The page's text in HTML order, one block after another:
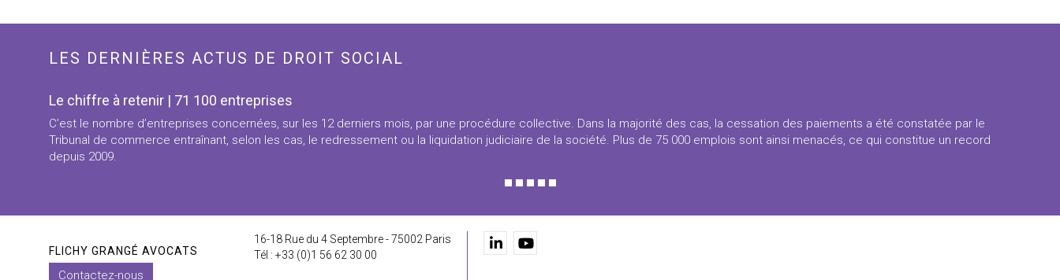
LES DERNIÈRES ACTUS DE DROIT SOCIAL
Le chiffre à retenir | 71 100 entreprises
C’est le nombre d’entreprises concernées, sur les 12 derniers mois, par une procédure collective. Dans la majorité des cas, la cessation des paiements a été constatée par le
Tribunal de commerce entraînant, selon les cas, le redressement ou la liquidation judiciaire de la société. Plus de 75 000 emplois sont ainsi menacés, ce qui constitue un record
depuis 2009.
FLICHY GRANGÉ AVOCATS
16-18 Rue du 4 Septembre - 75002 Paris
Tél : +33 (0)1 56 62 30 00
Contactez-nous